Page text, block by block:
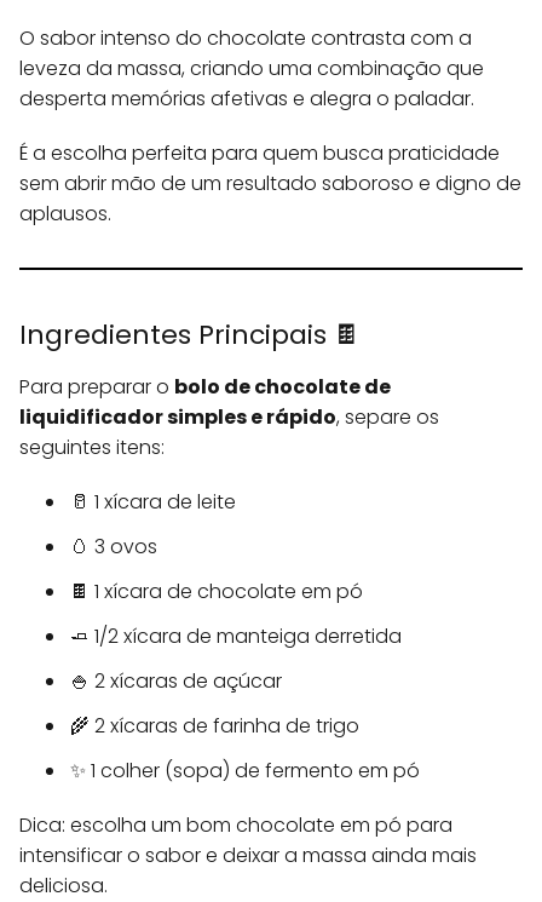
O sabor intenso do chocolate contrasta com a
leveza da massa, criando uma combinação que
desperta memórias afetivas e alegra o paladar.
É a escolha perfeita para quem busca praticidade
sem abrir mão de um resultado saboroso e digno de
aplausos.
Ingredientes Principais 🍫
Para preparar o bolo de chocolate de
liquidificador simples e rápido, separe os
seguintes itens:
🥛 1 xícara de leite
🥚 3 ovos
🍫 1 xícara de chocolate em pó
🧈 1/2 xícara de manteiga derretida
🍚 2 xícaras de açúcar
🌾 2 xícaras de farinha de trigo
✨ 1 colher (sopa) de fermento em pó
Dica: escolha um bom chocolate em pó para
intensificar o sabor e deixar a massa ainda mais
deliciosa.